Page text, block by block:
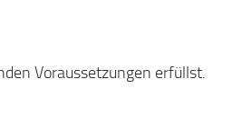
Voraussetzungen erfüllst.